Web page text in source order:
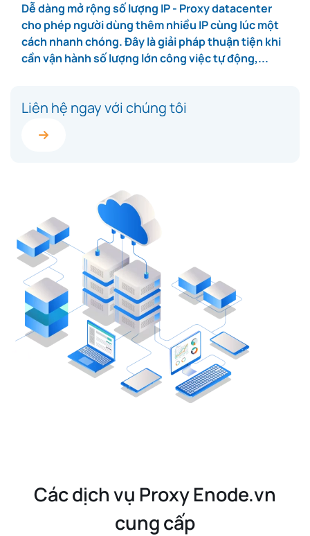
Dễ dàng mở rộng số lượng IP - Proxy datacenter
cho phép người dùng thêm nhiều IP cùng lúc một
cách nhanh chóng. Đây là giải pháp thuận tiện khi
cần vận hành số lượng lớn công việc tự động,...
Liên hệ ngay với chúng tôi
Các dịch vụ Proxy Enode.vn
cung cấp